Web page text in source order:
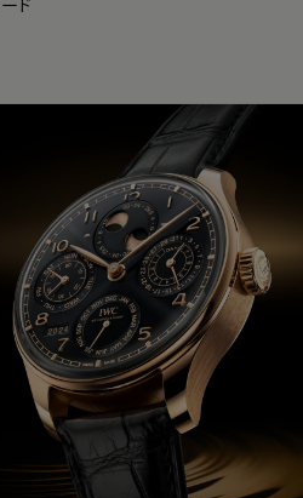
レゼントキャンペーン開催中
ド